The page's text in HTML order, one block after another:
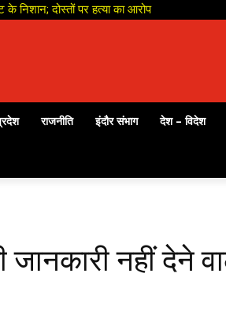
निशान; दोस्तों पर हत्या का आरोप
राजनीति इंदौर संभाग देश – विदेश
नहीं देने